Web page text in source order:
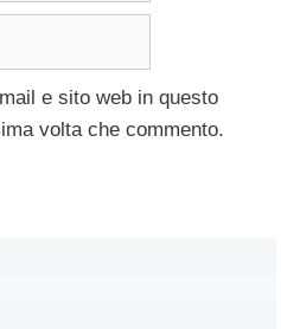
e sito web in questo
volta che commento.